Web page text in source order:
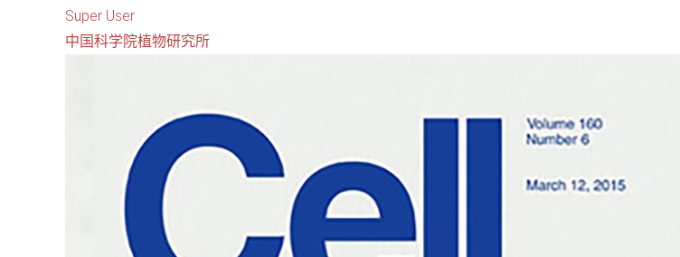
Super User
中国科学院植物研究所